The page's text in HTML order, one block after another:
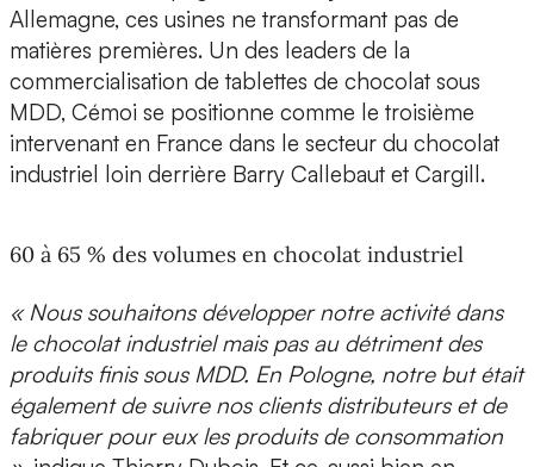
Allemagne, ces usines ne transformant pas de
matières premières. Un des leaders de la
commercialisation de tablettes de chocolat sous
MDD, Cémoi se positionne comme le troisième
intervenant en France dans le secteur du chocolat
industriel loin derrière Barry Callebaut et Cargill.
60 à 65 % des volumes en chocolat industriel
« Nous souhaitons développer notre activité dans
le chocolat industriel mais pas au détriment des
produits finis sous MDD. En Pologne, notre but était
également de suivre nos clients distributeurs et de
fabriquer pour eux les produits de consommation